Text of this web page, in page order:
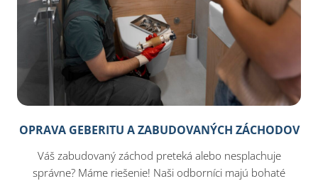
OPRAVA GEBERITU A ZABUDOVANÝCH ZÁCHODOV
Váš zabudovaný záchod preteká alebo nesplachuje
správne? Máme riešenie! Naši odborníci majú bohaté